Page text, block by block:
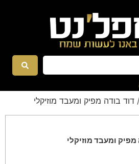
דוד בודה מפיק ומעבד מוזיקלי
מפיק ומעבד מוזיקלי